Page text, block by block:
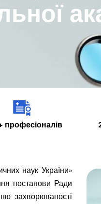
професіоналів
наук України»
постанови Ради
захворюваності